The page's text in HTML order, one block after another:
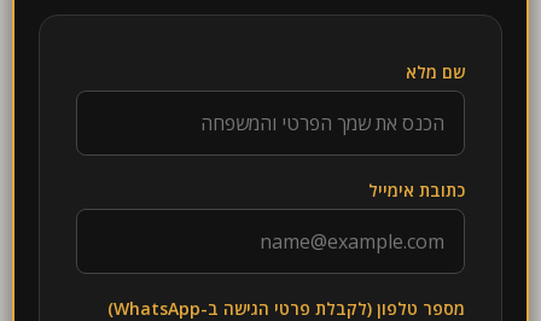
שם מלא
כתובת אימייל
מספר טלפון (לקבלת פרטי הגישה ב-WhatsApp)